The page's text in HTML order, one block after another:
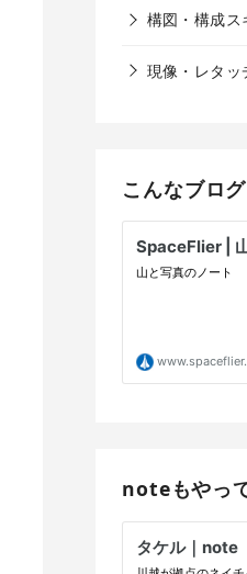
構図・構成ス
現像・レタッ
こんなブロ
noteもやっ